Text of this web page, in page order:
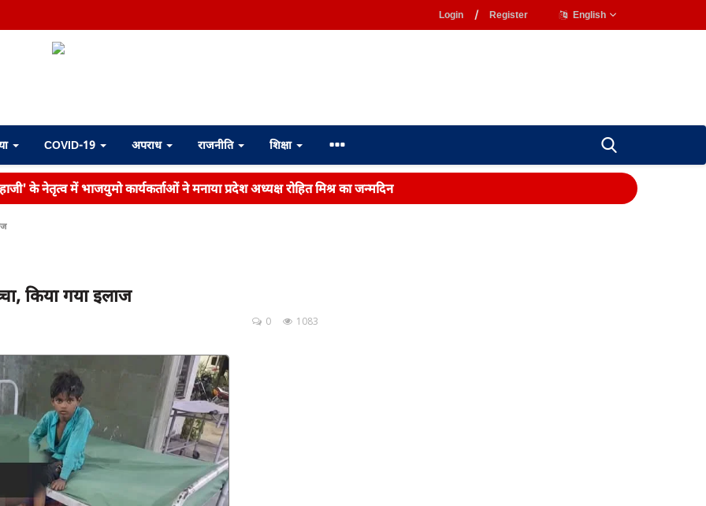
Login / Register English
COVID-19 अपराध राजनीति शिक्षा
के नेतृत्व में भाजयुमो कार्यकर्ताओं ने मनाया प्रदेश अध्यक्ष रोहित मिश्र का जन्मदिन
किया गया इलाज
1083
0